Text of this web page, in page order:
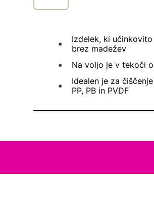
Izdelek, ki
brez madežev
Na voljo je v tekoči
Idealen je za
PP, PB in PVDF